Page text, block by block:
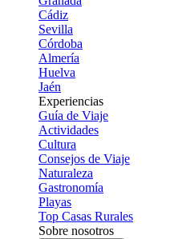
Cádiz
Sevilla
Córdoba
Almería
Huelva
Jaén
Experiencias
Guía de Viaje
Actividades
Cultura
Consejos de Viaje
Naturaleza
Gastronomía
Playas
Top Casas Rurales
Sobre nosotros